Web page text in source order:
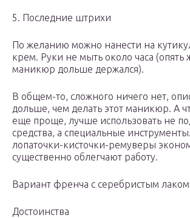
5. Последние штрихи
По желанию можно нанести на
крем. Руки не мыть около часа (опять
маникюр дольше держался).
В общем-то, сложного ничего нет,
дольше, чем делать этот маникюр. А
еще проще, лучше использовать не
средства, а специальные
лопаточки-кисточки-ремуверы
существенно облегчают работу.
Вариант френча с серебристым
Достоинства